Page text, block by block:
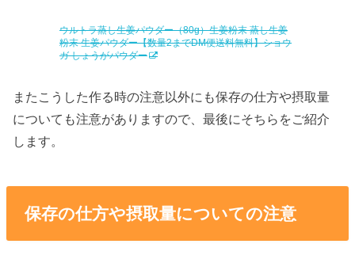
ウルトラ蒸し生姜パウダー（80g）生姜粉末 蒸し生姜
粉末 生姜パウダー【数量2までDM便送料無料】ショウ
ガ しょうがパウダー
またこうした作る時の注意以外にも保存の仕方や摂取量
についても注意がありますので、最後にそちらをご紹介
します。
保存の仕方や摂取量についての注意